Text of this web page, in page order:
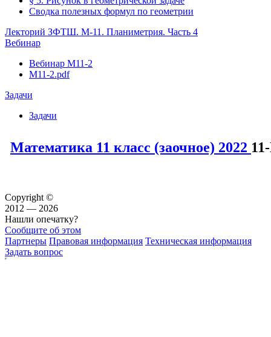
Сводка полезных формул по геометрии
Лекторий ЗФТШ. М-11. Планиметрия. Часть 4
Вебинар
Вебинар М11-2
М11-2.pdf
Задачи
Задачи
Математика 11 класс (заочное) 2022
Copyright ©
2012 — 2026
Нашли опечатку?
Сообщите об этом
Партнеры Правовая информация Техническая информация
Задать вопрос